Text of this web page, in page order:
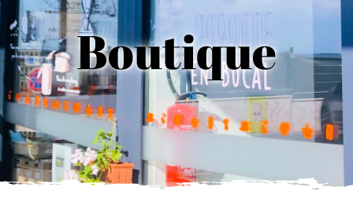
– Apérotime
– Fruits secs
ON JOUE… ON S’DETEND !!
Boutique